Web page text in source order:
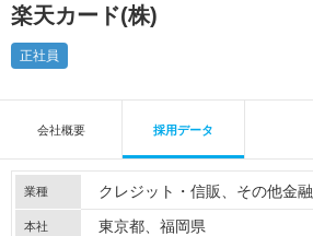
楽天カード(株)
正社員
会社概要 採用データ
業種 クレジット・信販 その他金融
本社 東京都、福岡県